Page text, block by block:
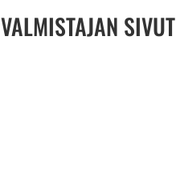
VALMISTAJAN SIVUT